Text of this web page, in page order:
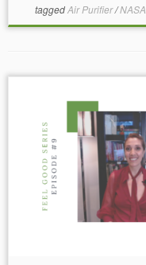
taggedAir Purifier/NASA